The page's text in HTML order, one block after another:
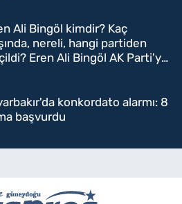
Ali Bingöl kimdir? Kaç
nereli, hangi partiden
Eren Ali Bingöl AK Parti'ye
konkordato alarmı: 8
başvurdu